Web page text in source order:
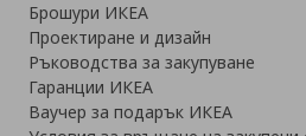
Брошури ИКЕА
Проектиране и дизайн
Ръководства за закупуване
Гаранции ИКЕА
Ваучер за подарък ИКЕА